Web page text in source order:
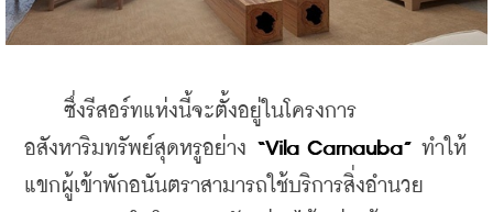
ซึ่งรีสอร์ทแห่งนี้จะตั้งอยู่ในโครงการ
อสังหาริมทรัพย์สุดหรูอย่าง “Vila Carnauba” ทำให้
แขกผู้เข้าพักอนันตราสามารถใช้บริการสิ่งอำนวย